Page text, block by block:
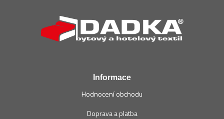
Informace
Hodnocení obchodu
Doprava a platba